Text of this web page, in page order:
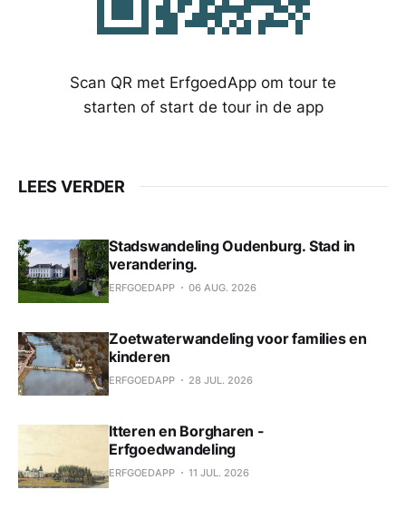
Scan QR met ErfgoedApp om tour te
starten of start de tour in de app
LEES VERDER
Stadswandeling Oudenburg. Stad in
verandering.
ERFGOEDAPP 06 AUG. 2026
Zoetwaterwandeling voor families en
kinderen
ERFGOEDAPP 28 JUL. 2026
Itteren en Borgharen -
Erfgoedwandeling
ERFGOEDAPP 11 JUL. 2026